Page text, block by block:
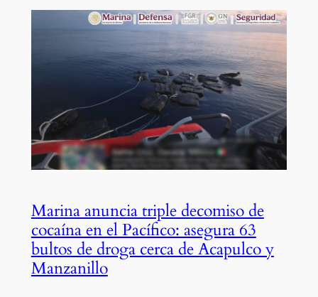
Marina anuncia triple decomiso de
cocaína en el Pacífico: asegura 63
bultos de droga cerca de Acapulco y
Manzanillo